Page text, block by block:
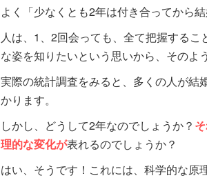
よく 「少なくとも2年は付き合ってから結
人は、1、2回会っても、全て把握する
な姿を知りたいという思いから、そのよ
実際の統計調査をみると、多くの人が結
かります。
しかし、どうして2年なのでしょうか？
理的な変化が表れるのでしょうか？
はい、そうです！これには、科学的な原